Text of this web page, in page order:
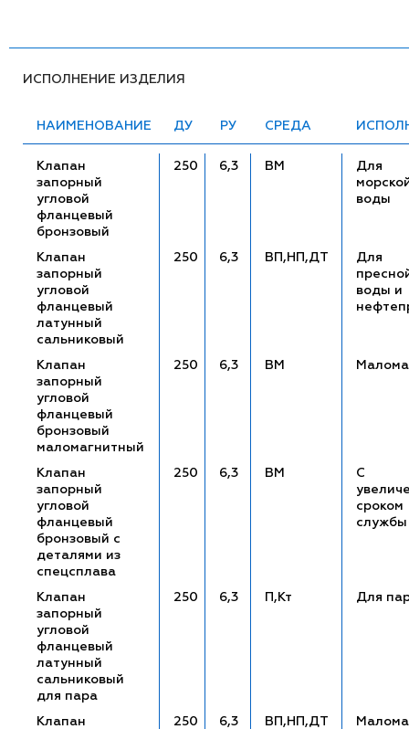
ИСПОЛНЕНИЕ ИЗДЕЛИЯ
НАИМЕНОВАНИЕ ДУ РУ СРЕДА
Клапан
запорный
угловой
фланцевый
бронзовый
250 6,3 ВМ
Для
воды
Клапан
запорный
угловой
фланцевый
латунный
сальниковый
250 6,3 ВП,НП,ДТ
Для
воды и
Клапан
запорный
угловой
фланцевый
бронзовый
маломагнитный
250 6,3 ВМ
Клапан
запорный
угловой
фланцевый
бронзовый с
деталями из
спецсплава
250 6,3 ВМ
С
сроком
службы
Клапан
запорный
угловой
фланцевый
латунный
сальниковый
для пара
250 6,3 П,Кт Для
Клапан
250 6,3 ВП,НП,ДТ